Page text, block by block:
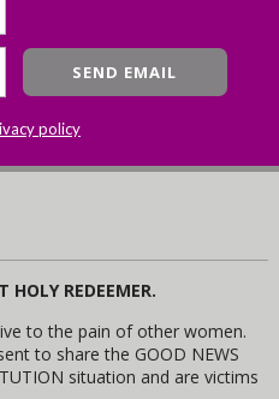
policy
HOLY REDEEMER.
to the pain of other women.
to share the GOOD NEWS
situation and are victims